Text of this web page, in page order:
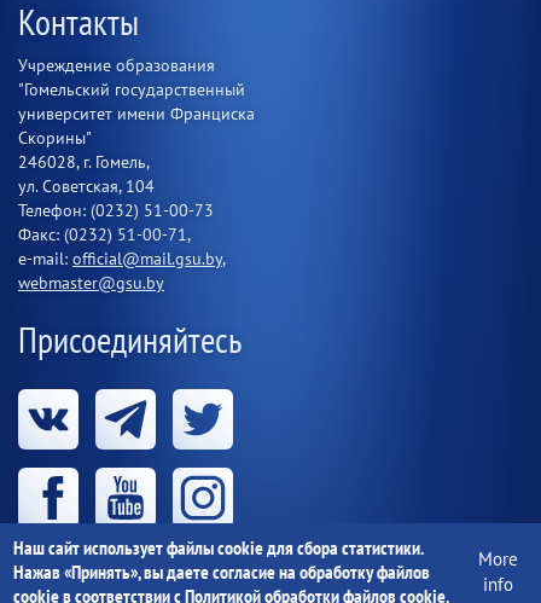
Контакты
Учреждение образования
"Гомельский государственный
университет имени Франциска
Скорины"
246028, г. Гомель,
ул. Советская, 104
Телефон: (0232) 51-00-73
Факс: (0232) 51-00-71,
e-mail: official@mail.gsu.by,
webmaster@gsu.by
Присоединяйтесь
Наш сайт использует файлы cookie для сбора статистики.
Нажав «Принять», вы даете согласие на обработку файлов
cookie в соответствии сПолитикой обработки файлов cookie.
More
info